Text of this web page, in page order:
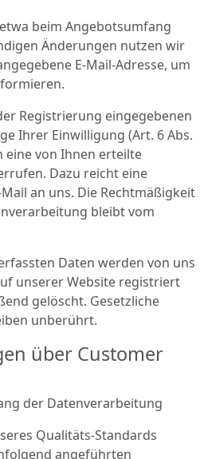
beim Angebotsumfang
Änderungen nutzen wir
E-Mail-Adresse, um
Registrierung eingegebenen
Ihrer Einwilligung (Art. 6 Abs.
eine von Ihnen erteilte
Dazu reicht eine
an uns. Die Rechtmäßigkeit
bleibt vom
Daten werden von uns
unserer Website registriert
gelöscht. Gesetzliche
unberührt.
über Customer
der Datenverarbeitung
Qualitäts-Standards
angeführten